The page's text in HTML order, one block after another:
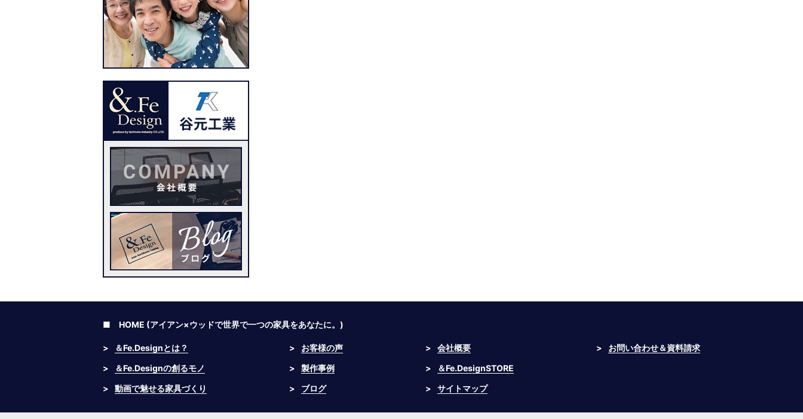
■ HOME (アイアン×ウッドで世界で一つの家具をあなたに。)
>
＆Fe.Designとは？
>
＆Fe.Designの創るモノ
>
動画で魅せる家具づくり
>
お客様の声
>
製作事例
>
ブログ
>
会社概要
>
＆Fe.DesignSTORE
>
サイトマップ
> お問い合わせ＆資料請求